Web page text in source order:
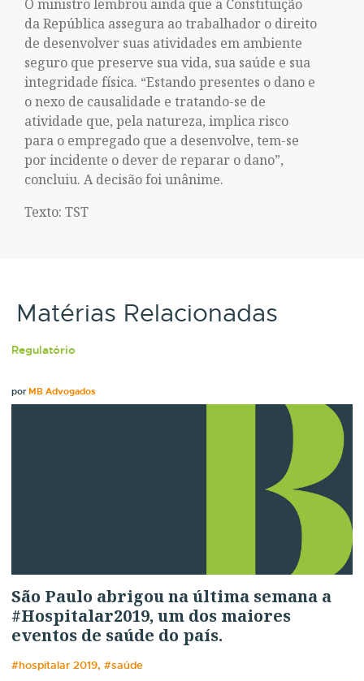
O ministro lembrou ainda que a Constituição
da República assegura ao trabalhador o direito
de desenvolver suas atividades em ambiente
seguro que preserve sua vida, sua saúde e sua
integridade física. “Estando presentes o dano e
o nexo de causalidade e tratando-se de
atividade que, pela natureza, implica risco
para o empregado que a desenvolve, tem-se
por incidente o dever de reparar o dano”,
concluiu. A decisão foi unânime.
Texto: TST
Matérias Relacionadas
Regulatório
porMB Advogados
São Paulo abrigou na última semana a
#Hospitalar2019, um dos maiores
eventos de saúde do país.
#hospitalar 2019, #saúde